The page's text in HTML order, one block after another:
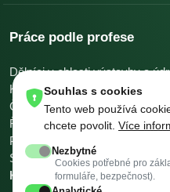
Práce podle profese
Dělníci v oblasti výstavby a
KuchařiSkladníci, obsluha
Číšníci a servírkyOstatní
Řidiči nákladních automobilů,
Pomocníci v kuchyni
SvářečiVšechny profese →
Kalkulačky →
Souhlas s cookies
Tento web používá
chcete povolit. Více
Nezbytné
Cookies potřebné pro
formuláře, bezpečnost).